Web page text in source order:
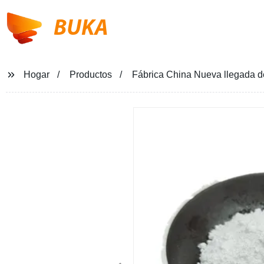
BUKA
Hogar Productos Fábrica China Nueva llegada